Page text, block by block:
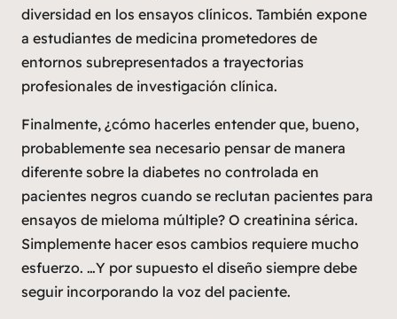
diversidad en los ensayos clínicos. También expone
a estudiantes de medicina prometedores de
entornos subrepresentados a trayectorias
profesionales de investigación clínica.
Finalmente, ¿cómo hacerles entender que, bueno,
probablemente sea necesario pensar de manera
diferente sobre la diabetes no controlada en
pacientes negros cuando se reclutan pacientes para
ensayos de mieloma múltiple? O creatinina sérica.
Simplemente hacer esos cambios requiere mucho
esfuerzo. …Y por supuesto el diseño siempre debe
seguir incorporando la voz del paciente.